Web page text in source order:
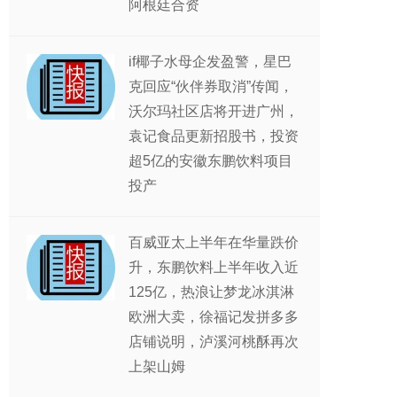
阿根廷合资
if椰子水母企发盈警，星巴
克回应“伙伴券取消”传闻，
沃尔玛社区店将开进广州，
袁记食品更新招股书，投资
超5亿的安徽东鹏饮料项目
投产
百威亚太上半年在华量跌价
升，东鹏饮料上半年收入近
125亿，热浪让梦龙冰淇淋
欧洲大卖，徐福记发拼多多
店铺说明，泸溪河桃酥再次
上架山姆